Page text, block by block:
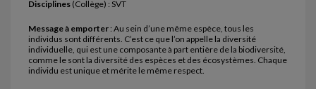
Disciplines (Collège) : SVT
Message à emporter : Au sein d’une même espèce, tous les
individus sont différents. C’est ce que l’on appelle la diversité
individuelle, qui est une composante à part entière de la biodiversité,
comme le sont la diversité des espèces et des écosystèmes. Chaque
individu est unique et mérite le même respect.